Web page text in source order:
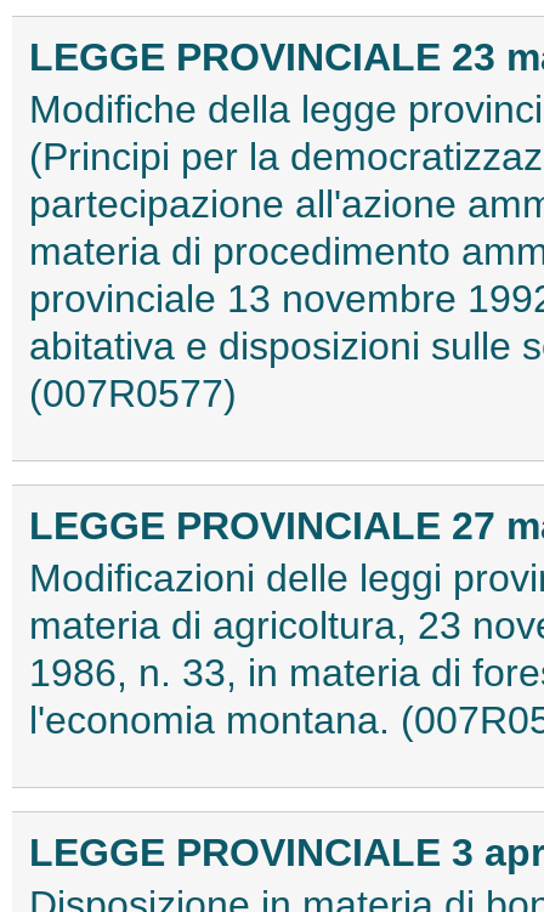
LEGGE PROVINCIALE 23
Modifiche della legge
(Principi per la
partecipazione all'azione
materia di procedimento
provinciale 13 novembre
abitativa e disposizioni sulle
(007R0577)
LEGGE PROVINCIALE 27
Modificazioni delle leggi
materia di agricoltura, 23
1986, n. 33, in materia di
l'economia montana.
LEGGE PROVINCIALE 3